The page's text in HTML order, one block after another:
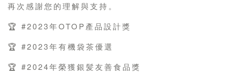
再次感謝您的理解與支持。
🏆 #2023年OTOP產品設計獎
🏆 #2023年有機袋茶優選
🏆 #2024年榮獲銀髪友善食品獎